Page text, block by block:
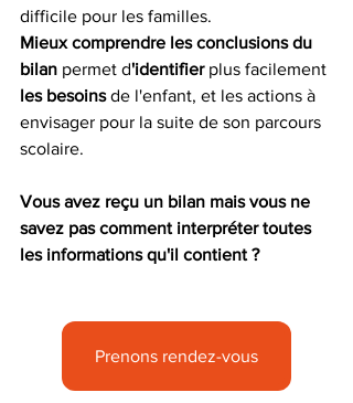
difficile pour les familles.
Mieux comprendre les conclusions du
bilan permet d'identifier plus facilement
les besoins de l'enfant, et les actions à
envisager pour la suite de son parcours
scolaire.
Vous avez reçu un bilan mais vous ne
savez pas comment interpréter toutes
les informations qu'il contient ?
Prenons rendez-vous